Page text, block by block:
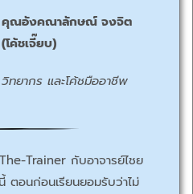
คุณอังคณาลักษณ์ จงจิต
(โค้ชเจี๊ยบ)
วิทยากร และโค้ชมืออาชีพ
Trainer กับอาจารย์ไชย
ตอนก่อนเรียนยอมรับว่าไม่